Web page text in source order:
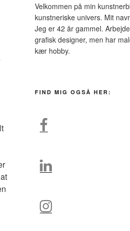
Velkommen på min
kunstneriske univers. Mit
Jeg er 42 år gammel.
grafisk designer, men har
kær hobby.
FIND MIG OGSÅ HER: